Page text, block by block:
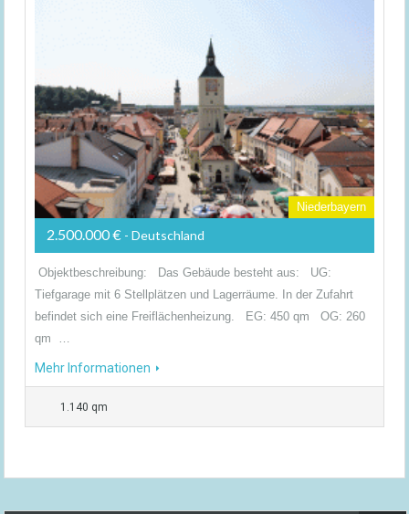
Niederbayern
2.500.000 € - Deutschland
Objektbeschreibung: Das Gebäude besteht aus: UG:
Tiefgarage mit 6 Stellplätzen und Lagerräume. In der Zufahrt
befindet sich eine Freiflächenheizung. EG: 450 qm OG: 260
qm …
Mehr Informationen
1.140 qm